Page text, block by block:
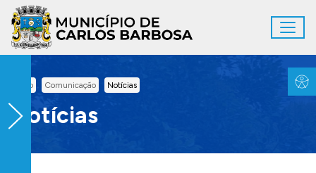
Ir para conteúdo principal
Inicio Comunicação Notícias
Notícias